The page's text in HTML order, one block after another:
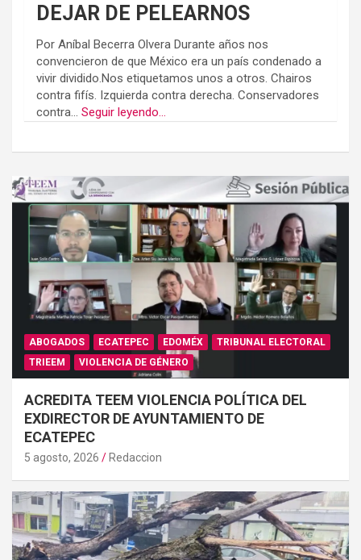
DEJAR DE PELEARNOS
Por Aníbal Becerra Olvera Durante años nos
convencieron de que México era un país condenado a
vivir dividido.Nos etiquetamos unos a otros. Chairos
contra fifís. Izquierda contra derecha. Conservadores
contra... Seguir leyendo...
ABOGADOS ECATEPEC EDOMÉX
TRIBUNAL ELECTORAL
TRIEEM
VIOLENCIA DE GÉNERO
ACREDITA TEEM VIOLENCIA POLÍTICA DEL
EXDIRECTOR DE AYUNTAMIENTO DE
ECATEPEC
5 agosto, 2026 Redaccion